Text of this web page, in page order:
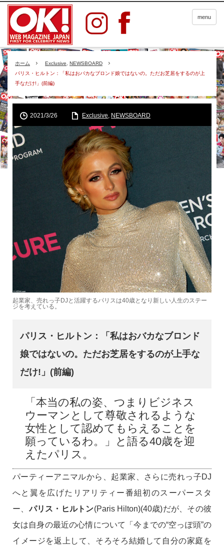
menu
ホーム Exclusive
NEWSBOARD
パリス・ヒルトン：「私はおバカなブロンド娘ではないの。ただお芝居をするのが上
手なだけ!」(前編)
2021/3/26 Exclusive NEWSBOARD
起業家、売れっ子DJと活躍するパリスは40歳となり新しい人生のステー
ジを考えている。
パリス・ヒルトン：「私はおバカなブロンド
娘ではないの。ただお芝居をするのが上手な
だけ!」(前編)
「本当の私の姿、つまりビジネス
ウーマンとして尊敬されるような
女性として認めてもらえることを
願っているわ。」と語る40歳を迎
えたパリス。
パーティーアニマルから、起業家、さらに売れっ子DJ
へと翼を広げたリアリティー番組初のスーパースタ
ー、パリス・ヒルトン(Paris Hilton)(40歳)だが、その彼
女は自身の最近の心情について「今までの“空っぽ頭”の
イメージを返上して、そろそろ結婚して自分の家庭を